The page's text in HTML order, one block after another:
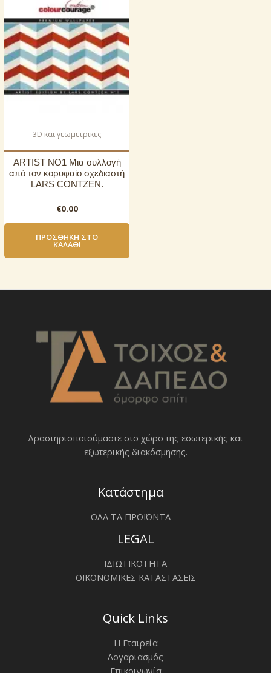
3D και γεωμετρικες
ARTIST NO1 Μια συλλογή
από τον κορυφαίο σχεδιαστή
LARS CONTZEN.
€0.00
ΠΡΟΣΘΉΚΗ ΣΤΟ
ΚΑΛΆΘΙ
Δραστηριοποιoύμαστε στο χώρο της εσωτερικής και
εξωτερικής διακόσμησης.
Κατάστημα
ΟΛΑ ΤΑ ΠΡΟΪΟΝΤΑ
LEGAL
ΙΔΙΩΤΙΚΟΤΗΤΑ
ΟΙΚΟΝΟΜΙΚΕΣ ΚΑΤΑΣΤΑΣΕΙΣ
Quick Links
Η Εταιρεία
Λογαριασμός